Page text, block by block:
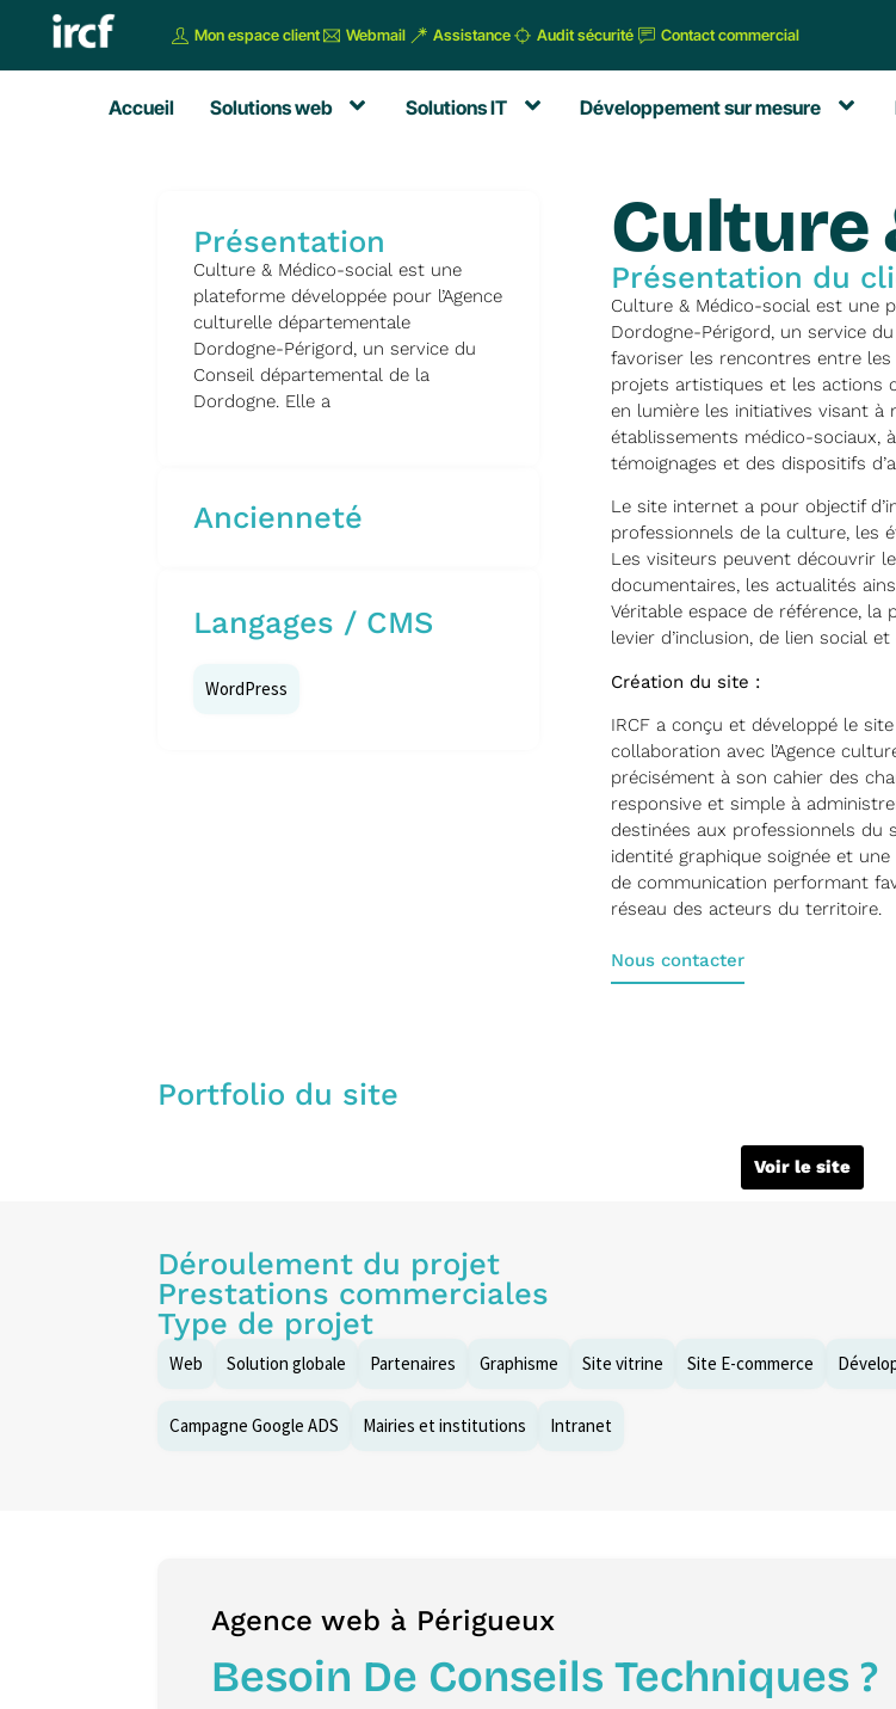
Mon espace client Webmail Assistance Audit sécurité Contact commercial
Accueil Solutions web Solutions IT Développement sur mesure
Présentation
Culture & Médico-social est une
plateforme développée pour l’Agence
culturelle départementale
Dordogne-Périgord, un service du
Conseil départemental de la
Dordogne. Elle a
Ancienneté
Langages / CMS
WordPress
Culture
Présentation du
Culture & Médico-social est une
Dordogne-Périgord, un service
favoriser les rencontres entre
projets artistiques et les actions
en lumière les initiatives visant à
établissements médico-sociaux,
témoignages et des dispositifs
Le site internet a pour objectif
professionnels de la culture, les
Les visiteurs peuvent découvrir
documentaires, les actualités
Véritable espace de référence,
levier d’inclusion, de lien social
Création du site :
IRCF a conçu et développé le
collaboration avec l’Agence
précisément à son cahier des
responsive et simple à
destinées aux professionnels du
identité graphique soignée et
de communication performant
réseau des acteurs du territoire.
Nous contacter
Portfolio du site
Voir le site
Déroulement du projet
Prestations commerciales
Type de projet
Web Solution globale Partenaires Graphisme Site vitrine Site E-commerce
Campagne Google ADS Mairies et institutions Intranet
Agence web à Périgueux
Besoin De Conseils Techniques ?